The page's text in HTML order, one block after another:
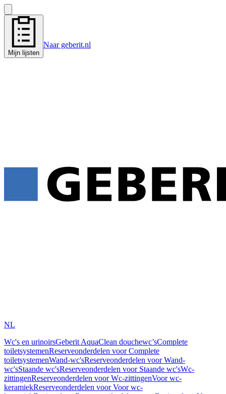
Mijn lijsten
Naar geberit.nl
NL
Wc's en urinoirsGeberit AquaClean douchewc’sComplete
toiletsystemenReserveonderdelen voor Complete
toiletsystemenWand-wc'sReserveonderdelen voor Wand-
wc'sStaande wc'sReserveonderdelen voor Staande wc'sWc-
zittingenReserveonderdelen voor Wc-zittingenVoor wc-
keramiekReserveonderdelen voor Voor wc-